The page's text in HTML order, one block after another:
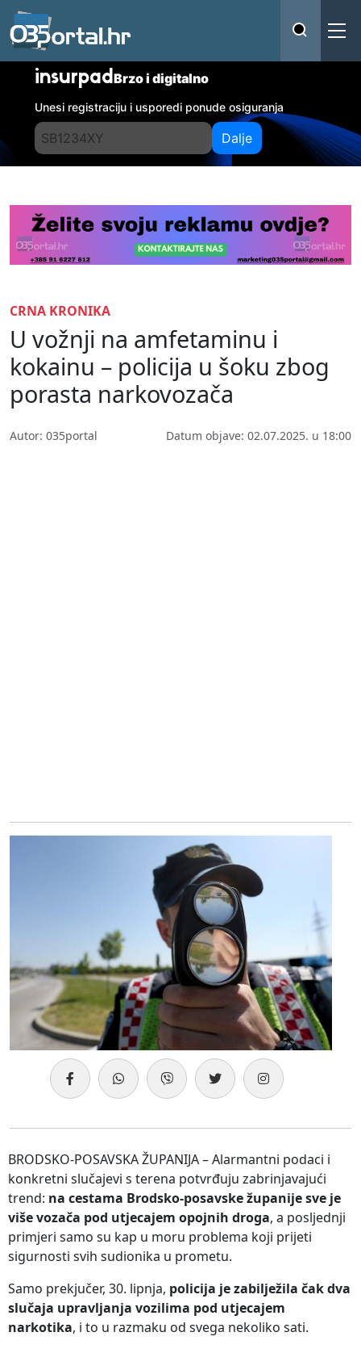
insurpadBrzo i digitalno
Unesi registraciju i usporedi ponude osiguranja
Dalje
CRNA KRONIKA
U vožnji na amfetaminu i
kokainu – policija u šoku zbog
porasta narkovozača
Autor: 035portal Datum objave: 02.07.2025. u 18:00
BRODSKO-POSAVSKA ŽUPANIJA – Alarmantni podaci i
konkretni slučajevi s terena potvrđuju zabrinjavajući
trend: na cestama Brodsko-posavske županije sve je
više vozača pod utjecajem opojnih droga, a posljednji
primjeri samo su kap u moru problema koji prijeti
sigurnosti svih sudionika u prometu.
Samo prekjučer, 30. lipnja, policija je zabilježila čak dva
slučaja upravljanja vozilima pod utjecajem
narkotika, i to u razmaku od svega nekoliko sati.